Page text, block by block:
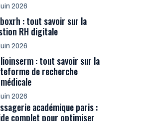
2026
: tout savoir sur la
RH digitale
2026
: tout savoir sur la
de recherche
2026
académique paris :
complet pour optimiser